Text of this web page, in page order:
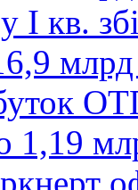
І кв.
1,19